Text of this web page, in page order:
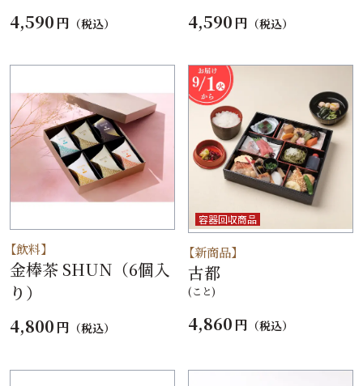
4,590 円 （税込） 4,590 円 （税込）
【飲料】
金棒茶 SHUN（6個入
り）
4,800 円 （税込）
容器回収商品
【新商品】
古都
(こと)
4,860 円 （税込）